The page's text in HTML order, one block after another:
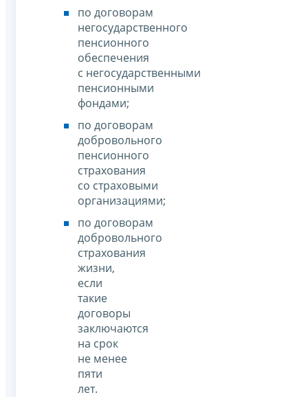
по договорам
негосударственного
пенсионного
обеспечения
с негосударственными
пенсионными
фондами;
по договорам
добровольного
пенсионного
страхования
со страховыми
организациями;
по договорам
добровольного
страхования
жизни,
если
такие
договоры
заключаются
на срок
не менее
пяти
лет.